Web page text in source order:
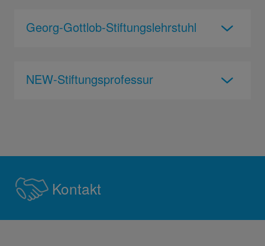
Georg-Gottlob-Stiftungslehrstuhl
NEW-Stiftungsprofessur
Kontakt